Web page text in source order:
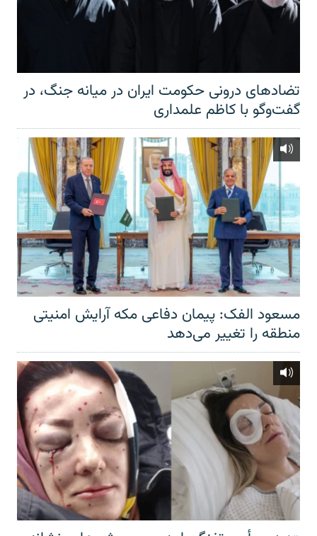
تضادهای درونی حکومت ایران در میانه جنگ، در
گفت‌‌وگو با کاظم علمداری
مسعود الفک: پیمان دفاعی مکه آرایش امنیتی
منطقه را تغییر می‌دهد